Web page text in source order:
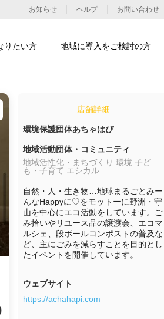
店舗詳細
環境保護団体あちゃはぴ
地域活動団体・コミュニティ
地域活性化・まちづくり 環境 子ど
も・子育て エシカル
自然・人・生き物…地球まるごとみー
んなHappyに♡をモットーに野洲・守
山を中心にエコ活動をしています。ご
み拾いやリユース品の譲渡会、エコマ
ルシェ、段ボールコンポストの普及な
ど、主にごみを減らすことを目的とし
たイベントを開催しています。
ウェブサイト
https://achahapi.com
お知らせ ヘルプ お問い合わせ
りたい方 地域に導入をご検討の方